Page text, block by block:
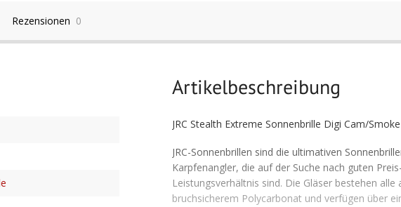
Rezensionen 0
Artikelbeschreibung
JRC Stealth Extreme Sonnenbrille Digi Cam/Smoke
JRC-Sonnenbrillen sind die ultimativen
Karpfenangler, die auf der Suche nach guten Preis-
Leistungsverhältnis sind. Die Gläser bestehen alle
bruchsicherem Polycarbonat und verfügen über